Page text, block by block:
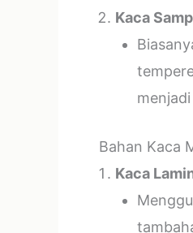
Kaca
Bahan Kaca
Kaca